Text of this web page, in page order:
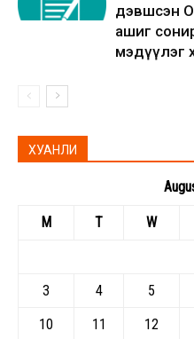
дэвшсэн
ашиг
мэдүүлэг
ХУАНЛИ
M T W
3
4 5
10
11 12